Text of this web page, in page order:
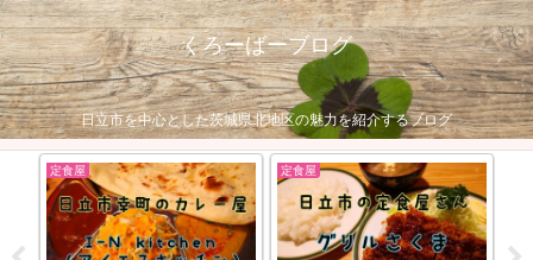
くろーばーブログ
日立市を中心とした茨城県北地区の魅力を紹介するブログ
スイーツ スイーツ